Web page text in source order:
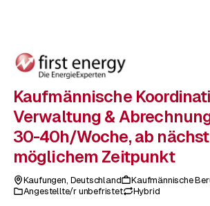
Kaufmännische
Verwaltung &
30-40h/Woche, ab nächst
möglichem Zeitpunkt
Kaufungen Deutschland
Kaufmännische
Angestellte/r unbefristet
Hybrid